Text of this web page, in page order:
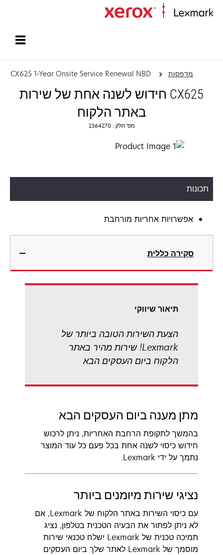
מדפסות CX625 1-Year Onsite Service Renewal NBD
CX625 חידוש לשנה אחת של שירות
באתר הלקוח
מס' חלק.: 2364270
תכונות
אפשרויות אחריות מורחבת
סקירה כללית
תיאור שיווקי
הצעת השירות הטובה ביותר של
Lexmark! שירות מהיר באתר
הלקוח ביום העסקים הבא
מתן מענה ביום העסקים הבא
בהמשך לתקופת הרחבת האחריות, ניתן לרכוש
חידוש כיסוי לשנה אחת בכל פעם כל עוד המוצר
נתמך על ידי Lexmark.
נציגי שירות מיומנים ביותר
עם כיסוי השירות באתר הלקוח של Lexmark, אם
לא ניתן לפתור את הבעיה הטכנית בטלפון, נציג
תמיכה טכנית של Lexmark ישלח טכנאי שירות
מוסמך של Lexmark לאתר שלך ביום העסקים